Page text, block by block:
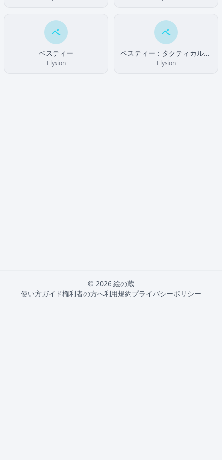
ベ
ベスティー
Elysion
ベ
ベスティー：タクティカル・アップ
Elysion
© 2026 絵の蔵
使い方ガイド権利者の方へ利用規約プライバシーポリシー